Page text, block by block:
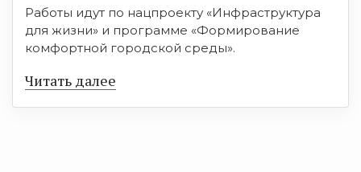
Работы идут по нацпроекту «Инфраструктура
для жизни» и программе «Формирование
комфортной городской среды».
Читать далее